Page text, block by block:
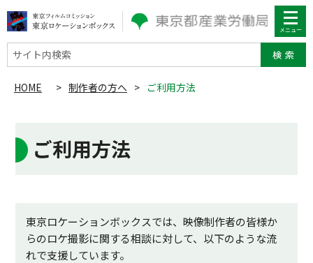
サイト内検索
HOME > 制作者の方へ > ご利用方法
ご利用方法
東京ロケーションボックスでは、映像制作者の皆様か
らのロケ撮影に関する相談に対して、以下のような流
れで支援しています。